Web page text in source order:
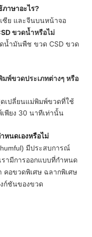
าษาอะไร?
ซีย และจีนบนหน้าจอ
ขวดน้ำหรือไม่
น้ำมันพืช ขวด CSD ขวด
มพ์ขวดประเภทต่างๆ หรือ
ดเปลี่ยนแม่พิมพ์ขวดที่ใช้
พียง 30 นาทีเท่านั้น
หนดเองหรือไม่
มีประสบการณ์
ามีการออกแบบที่กำหนด
คอขวดพิเศษ ฉลากพิเศษ
ก์ชันของขวด